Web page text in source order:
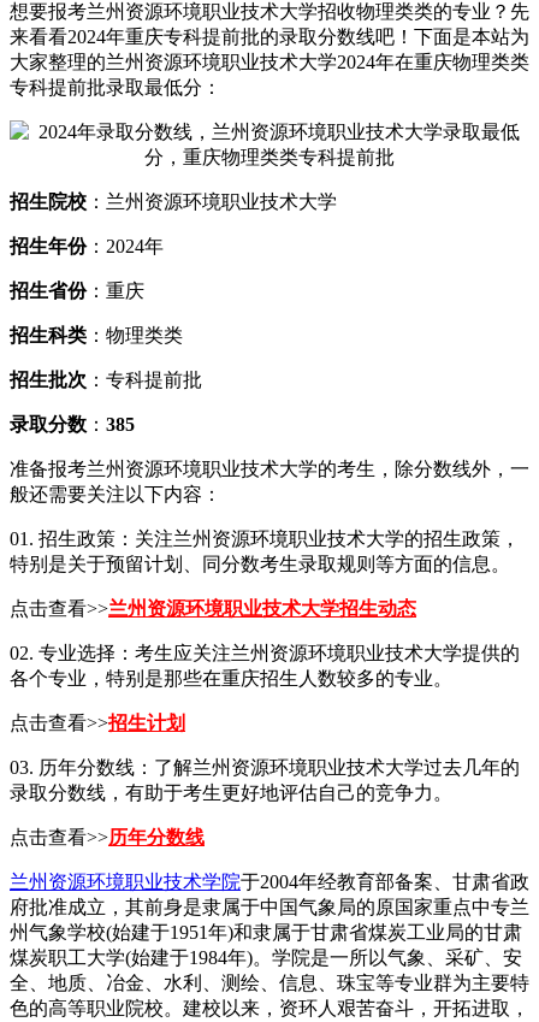
想要报考兰州资源环境职业技术大学招收物理类类的专业？先
来看看2024年重庆专科提前批的录取分数线吧！下面是本站为
大家整理的兰州资源环境职业技术大学2024年在重庆物理类类
专科提前批录取最低分：
招生院校 ：兰州资源环境职业技术大学
招生年份：2024年
招生省份：重庆
招生科类 ：物理类类
招生批次 ：专科提前批
录取分数 ： 385
准备报考兰州资源环境职业技术大学的考生，除分数线外，一
般还需要关注以下内容：
01. 招生政策：关注兰州资源环境职业技术大学的招生政策，
特别是关于预留计划、同分数考生录取规则等方面的信息。
点击查看>>兰州资源环境职业技术大学招生动态
02. 专业选择：考生应关注兰州资源环境职业技术大学提供的
各个专业，特别是那些在重庆招生人数较多的专业。
点击查看>>招生计划
03. 历年分数线：了解兰州资源环境职业技术大学过去几年的
录取分数线，有助于考生更好地评估自己的竞争力。
点击查看>>历年分数线
兰州资源环境职业技术学院于2004年经教育部备案、甘肃省政
府批准成立，其前身是隶属于中国气象局的原国家重点中专兰
州气象学校(始建于1951年)和隶属于甘肃省煤炭工业局的甘肃
煤炭职工大学(始建于1984年)。学院是一所以气象、采矿、安
全、地质、冶金、水利、测绘、信息、珠宝等专业群为主要特
色的高等职业院校。建校以来，资环人艰苦奋斗，开拓进取，